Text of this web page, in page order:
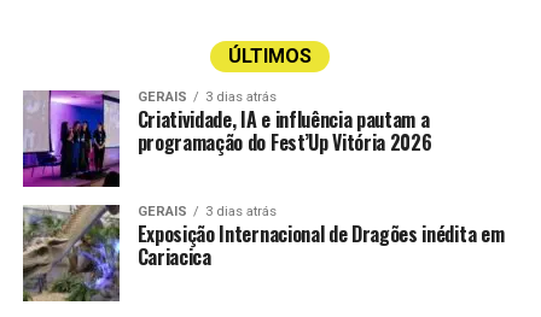
ÚLTIMOS
GERAIS 3 dias atrás
Criatividade, IA e influência pautam a
programação do Fest’Up Vitória 2026
GERAIS 3 dias atrás
Exposição Internacional de Dragões inédita em
Cariacica